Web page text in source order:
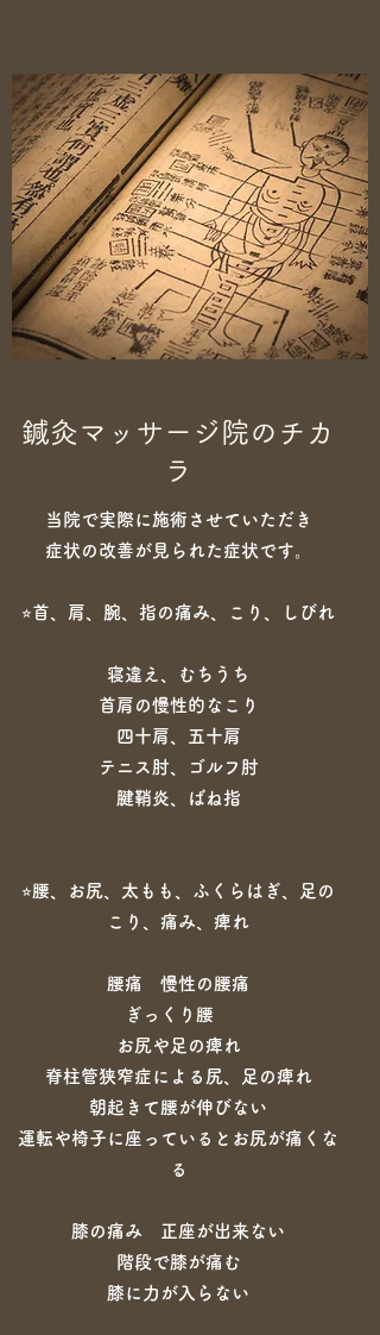
​鍼灸マッサージ院のチカ
ラ
当院で実際に施術させていただき
症状の改善が見られた症状です。
⭐︎首、肩、腕、指の痛み、こり、しびれ
寝違え、むちうち
首肩の慢性的なこり
四十肩、五十肩
テニス肘、ゴルフ肘
腱鞘炎、ばね指
⭐︎腰、お尻、太もも、ふくらはぎ、足の
こり、痛み、痺れ
腰痛 慢性の腰痛
ぎっくり腰
お尻や足の痺れ
脊柱管狭窄症による尻、足の痺れ
朝起きて腰が伸びない
運転や椅子に座っているとお尻が痛くな
る
膝の痛み 正座が出来ない
階段で膝が痛む
膝に力が入らない